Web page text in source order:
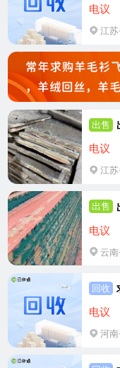
电议
江
出售
电议
江
出售
电议
云
回收
电议
河